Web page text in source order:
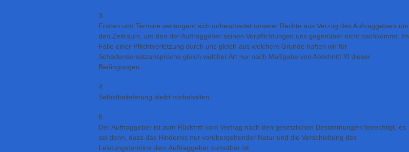
3.
Fristen und Termine verlängern sich unbeschadet unserer Rechte aus Verzug des Auftraggebers um
den Zeitraum, um den der Auftraggeber seinen Verpflichtungen uns gegenüber nicht nachkommt. Im
Falle einer Pflichtverletzung durch uns gleich aus welchem Grunde haften wir für
Schadensersatzansprüche gleich welcher Art nur nach Maßgabe von Abschnitt XI dieser
Bedingungen.
4.
Selbstbelieferung bleibt vorbehalten.
5.
Der Auftraggeber ist zum Rücktritt vom Vertrag nach den gesetzlichen Bestimmungen berechtigt, es
sei denn, dass das Hindernis nur vorübergehender Natur und die Verschiebung des
Leistungstermins dem Auftraggeber zumutbar ist.